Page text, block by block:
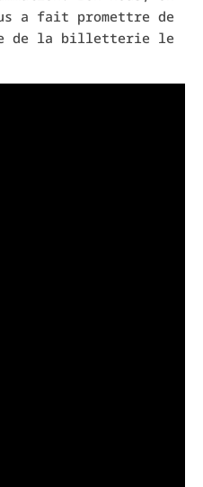
a fait promettre de
de la billetterie le